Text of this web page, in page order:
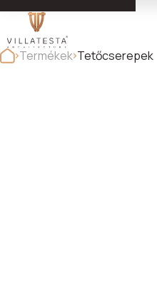
Termékek Tetőcserepek